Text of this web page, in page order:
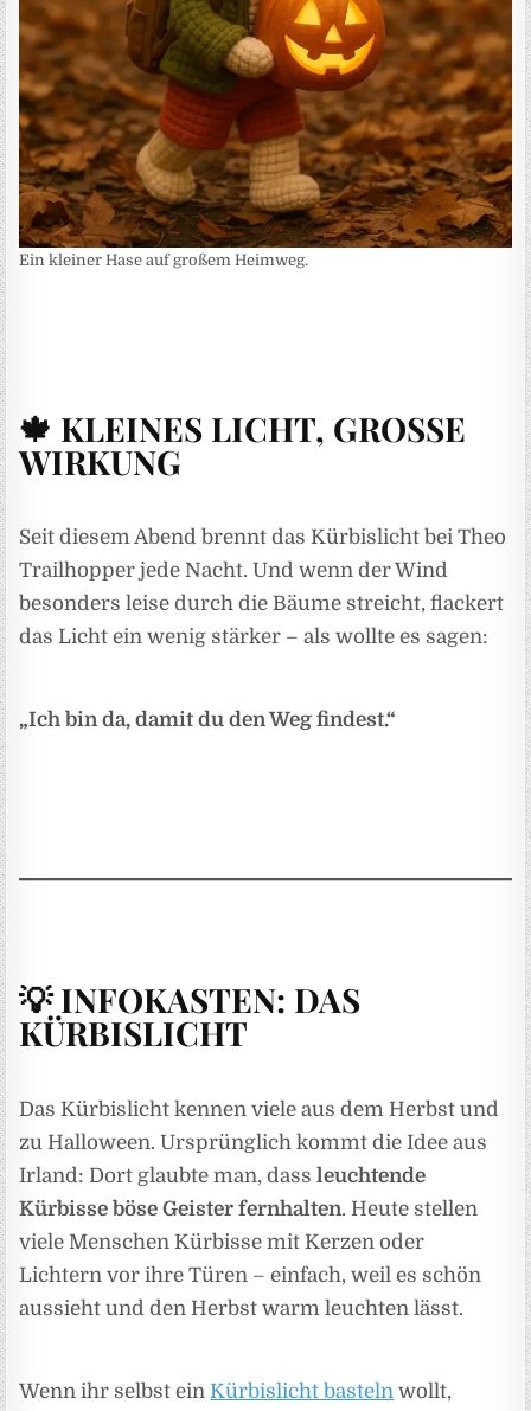
Ein kleiner Hase auf großem Heimweg.
🍁 KLEINES LICHT, GROSSE
WIRKUNG
Seit diesem Abend brennt das Kürbislicht bei Theo
Trailhopper jede Nacht. Und wenn der Wind
besonders leise durch die Bäume streicht, flackert
das Licht ein wenig stärker – als wollte es sagen:
„Ich bin da, damit du den Weg findest.“
💡 INFOKASTEN: DAS
KÜRBISLICHT
Das Kürbislicht kennen viele aus dem Herbst und
zu Halloween. Ursprünglich kommt die Idee aus
Irland: Dort glaubte man, dassleuchtende
Kürbisse böse Geister fernhalten. Heute stellen
viele Menschen Kürbisse mit Kerzen oder
Lichtern vor ihre Türen – einfach, weil es schön
aussieht und den Herbst warm leuchten lässt.
Wenn ihr selbst einKürbislicht basteln wollt,